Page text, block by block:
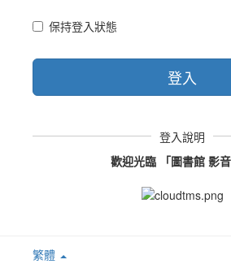
保持登入狀態
登入
登入說明
歡迎光臨 「圖書館 影音
繁體